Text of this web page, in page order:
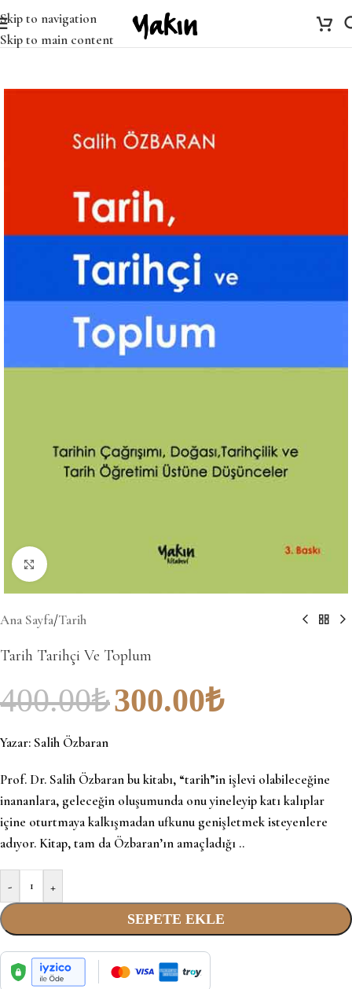
Skip to navigation
Skip to main content
Büyütmek için tıklayın
Ana Sayfa/Tarih
Tarih Tarihçi Ve Toplum
400.00₺300.00₺
Yazar: Salih Özbaran
Prof. Dr. Salih Özbaran bu kitabı, “tarih”in işlevi olabileceğine
inananlara, geleceğin oluşumunda onu yineleyip katı kalıplar
içine oturtmaya kalkışmadan ufkunu genişletmek isteyenlere
adıyor. Kitap, tam da Özbaran’ın amaçladığı ..
- +
SEPETE EKLE